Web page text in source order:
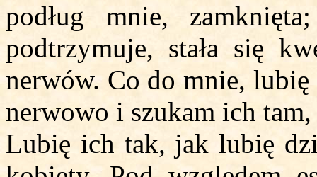
podług mnie,
podtrzymuje, stała się
nerwów. Co do mnie,
nerwowo i szukam ich
Lubię ich tak, jak lubię